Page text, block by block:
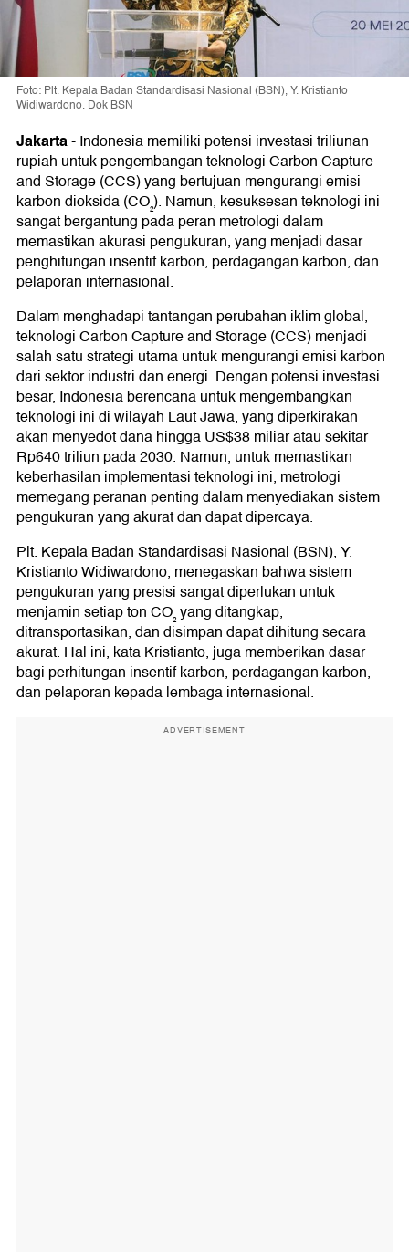
Foto: Plt. Kepala Badan Standardisasi Nasional (BSN), Y. Kristianto
Widiwardono. Dok BSN
Jakarta-Indonesia memiliki potensi investasi triliunan
rupiah untuk pengembangan teknologi Carbon Capture
and Storage (CCS) yang bertujuan mengurangi emisi
karbon dioksida (CO₂). Namun, kesuksesan teknologi ini
sangat bergantung pada peran metrologi dalam
memastikan akurasi pengukuran, yang menjadi dasar
penghitungan insentif karbon, perdagangan karbon, dan
pelaporan internasional.
Dalam menghadapi tantangan perubahan iklim global,
teknologi Carbon Capture and Storage (CCS) menjadi
salah satu strategi utama untuk mengurangi emisi karbon
dari sektor industri dan energi. Dengan potensi investasi
besar, Indonesia berencana untuk mengembangkan
teknologi ini di wilayah Laut Jawa, yang diperkirakan
akan menyedot dana hingga US$38 miliar atau sekitar
Rp640 triliun pada 2030. Namun, untuk memastikan
keberhasilan implementasi teknologi ini, metrologi
memegang peranan penting dalam menyediakan sistem
pengukuran yang akurat dan dapat dipercaya.
Plt. Kepala Badan Standardisasi Nasional (BSN), Y.
Kristianto Widiwardono, menegaskan bahwa sistem
pengukuran yang presisi sangat diperlukan untuk
menjamin setiap ton CO₂ yang ditangkap,
ditransportasikan, dan disimpan dapat dihitung secara
akurat. Hal ini, kata Kristianto, juga memberikan dasar
bagi perhitungan insentif karbon, perdagangan karbon,
dan pelaporan kepada lembaga internasional.
ADVERTISEMENT